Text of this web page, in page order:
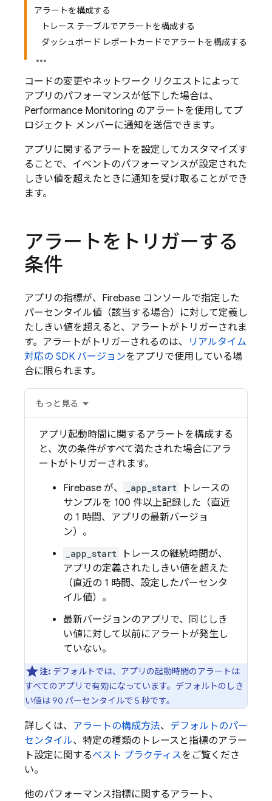
アラートを構成する
トレース テーブルでアラートを構成する
ダッシュボード レポートカードでアラートを構成する
コードの変更やネットワーク リクエストによって
アプリのパフォーマンスが低下した場合は、
Performance Monitoring のアラートを使用してプ
ロジェクト メンバーに通知を送信できます。
アプリに関するアラートを設定してカスタマイズす
ることで、イベントのパフォーマンスが設定された
しきい値を超えたときに通知を受け取ることができ
ます。
アラートをトリガーする
条件
アプリの指標が、 Firebase コンソールで指定した
パーセンタイル値（該当する場合）に対して定義し
たしきい値を超えると、アラートがトリガーされま
す。アラートがトリガーされるのは、
リアルタイム
対応の SDK バージョンをアプリで使用している場
合に限られます。
もっと見る
アプリ起動時間に関するアラートを構成する
と、次の条件がすべて満たされた場合にアラ
ートがトリガーされます。
Firebase が、
_app_start
トレースの
サンプルを 100 件以上記録した（直近
の 1 時間、アプリの最新バージョ
ン）。
_app_start
トレースの継続時間が、
アプリの定義されたしきい値を超えた
（直近の 1 時間、設定したパーセンタ
イル値）。
最新バージョンのアプリで、同じしき
い値に対して以前にアラートが発生し
ていない。
注: デフォルトでは、アプリの起動時間のアラートは
すべてのアプリで有効になっています。デフォルトのしき
い値は 90 パーセンタイルで 5 秒です。
詳しくは、 アラートの構成方法、 デフォルトのパー
センタイル、特定の種類のトレースと指標のアラー
ト設定に関するベスト プラクティスをご覧くださ
い。
他のパフォーマンス指標に関するアラート、